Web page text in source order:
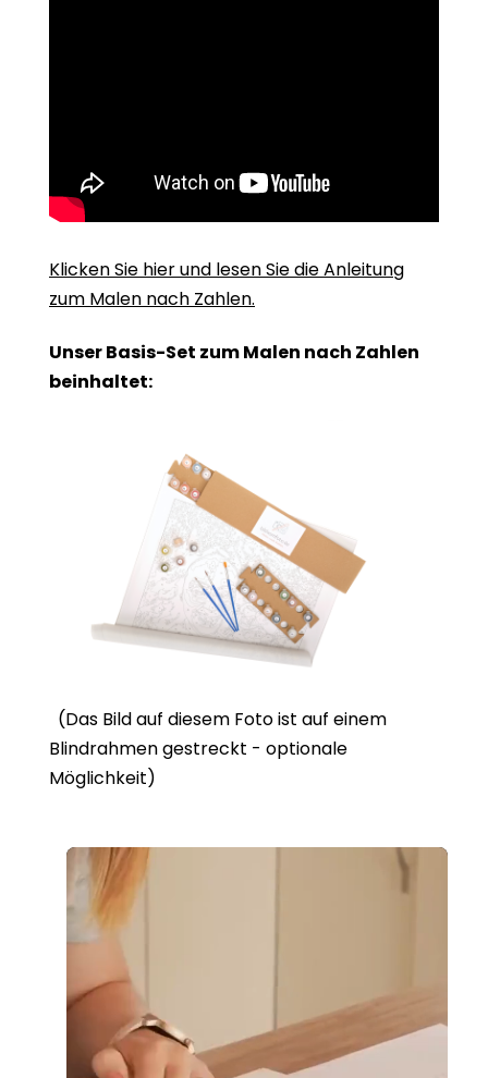
Klicken Sie hier und lesen Sie die Anleitung
zum Malen nach Zahlen.
Unser Basis-Set zum Malen nach Zahlen
beinhaltet:
(Das Bild auf diesem Foto ist auf einem
Blindrahmen gestreckt - optionale
Möglichkeit)